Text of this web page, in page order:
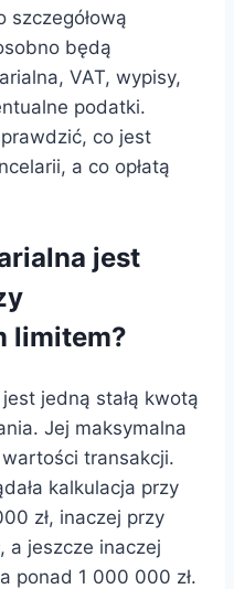
szczegółową
będą
VAT, wypisy,
podatki.
co jest
a co opłatą
jest
limitem?
jedną stałą kwotą
Jej maksymalna
transakcji.
kalkulacja przy
zł, inaczej przy
a jeszcze inaczej
ponad 1 000 000 zł.